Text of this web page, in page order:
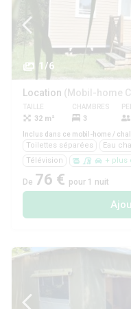
1/6
Location
TAILLE
32 m²
CHAMBRES
3
Inclus dans ce mobil-home /
Toilettes séparées Eau
Télévision
+ plus
De 76 € pour 1 nuit